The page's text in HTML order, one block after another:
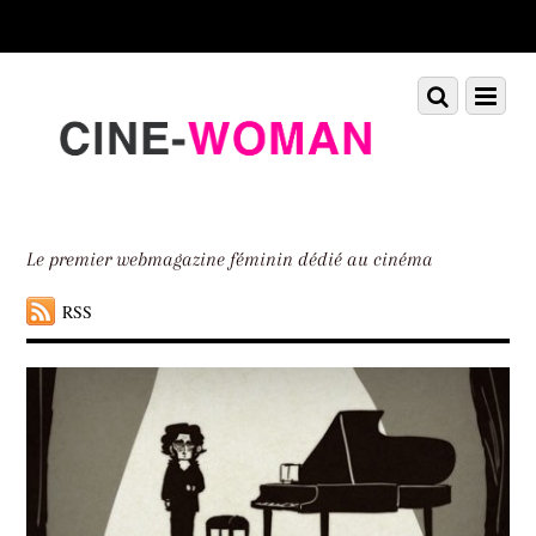
down
Le premier webmagazine féminin dédié au cinéma
RSS
Menu
Scroll
down